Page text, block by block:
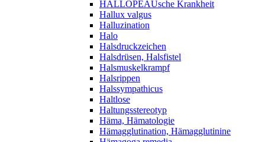
HALLOPEAUsche Krankheit
Hallux valgus
Halluzination
Halo
Halsdruckzeichen
Halsdrüsen, Halsfistel
Halsmuskelkrampf
Halsrippen
Halssympathicus
Haltlose
Haltungsstereotyp
Häma, Hämatologie
Hämagglutination, Hämagglutinine